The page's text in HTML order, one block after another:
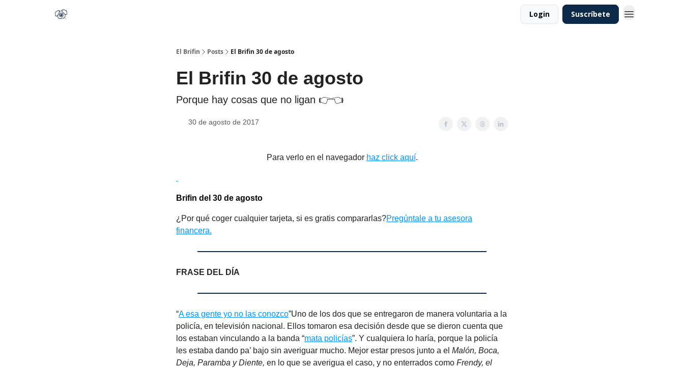
Login Suscríbete
El Brifin Posts El Brifin 30 de agosto
El Brifin 30 de agosto
Porque hay cosas que no ligan 👉👈
30 de agosto de 2017
Para verlo en el navegador haz click aquí.
Brifin del 30 de agosto
¿Por qué coger cualquier tarjeta, si es gratis compararlas?Pregúntale a tu asesora
financera.
FRASE DEL DÍA
“A esa gente yo no las conozco”Uno de los dos que se entregaron de manera voluntaria a la
policía, en televisión nacional. Ellos tomaron esa decisión desde que se dieron cuenta que
los estaban vinculando a la banda “mata policías”. Y cualquiera lo haría, porque la policía
les estaba dando pa’ bajo sin averiguar mucho. Mejor estar presos junto a el Malón, Boca,
Deja, Paramba y Diente, en lo que se averigua el caso, y no enterrados como Frendy, el